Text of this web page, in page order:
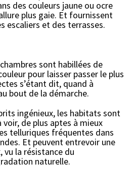
des couleurs jaune ou ocre
plus gaie. Et fournissent
escaliers et des terrasses.
sont habillées de
pour laisser passer le plus
s’étant dit, quand à
bout de la démarche.
ingénieux, les habitats sont
de plus aptes à mieux
telluriques fréquentes dans
Et peuvent entrevoir une
vu la résistance du
naturelle.